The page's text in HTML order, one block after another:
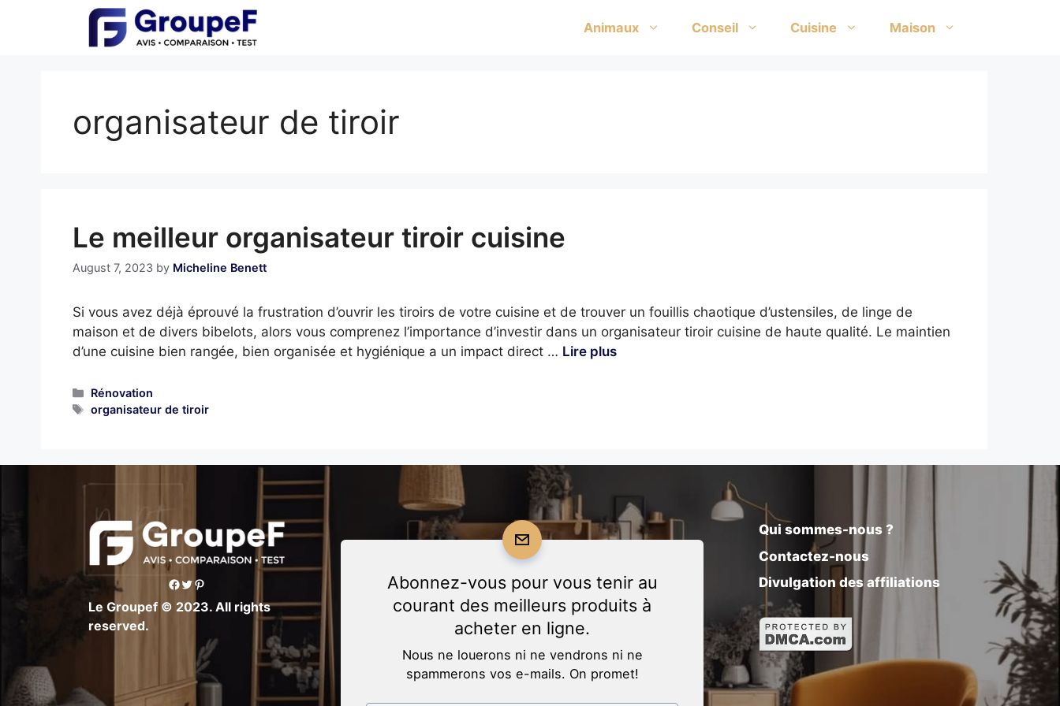
Animaux Conseil Cuisine Maison
organisateur de tiroir
Le meilleur organisateur tiroir cuisine
August 7, 2023 by Micheline Benett
Si vous avez déjà éprouvé la frustration d’ouvrir les tiroirs de votre cuisine et de trouver un fouillis chaotique d’ustensiles, de linge de
maison et de divers bibelots, alors vous comprenez l’importance d’investir dans un organisateur tiroir cuisine de haute qualité. Le maintien
d’une cuisine bien rangée, bien organisée et hygiénique a un impact direct … Lire plus
Categories
Rénovation
Tags
organisateur de tiroir
Facebook
Twitter
Pinterest
Le Groupef © 2023. All rights
reserved.
Abonnez-vous pour vous tenir au
courant des meilleurs produits à
acheter en ligne.
Nous ne louerons ni ne vendrons ni ne
spammerons vos e-mails. On promet!
Qui sommes-nous ?
Contactez-nous
Divulgation des affiliations